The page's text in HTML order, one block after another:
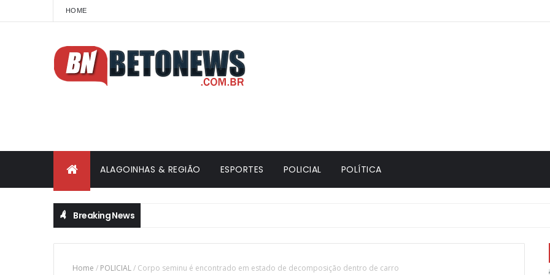
HOME
ALAGOINHAS & REGIÃO ESPORTES POLICIAL POLÍTICA
Breaking News
Home / POLICIAL/ Corpo seminu é encontrado em estado de decomposição dentro de carro